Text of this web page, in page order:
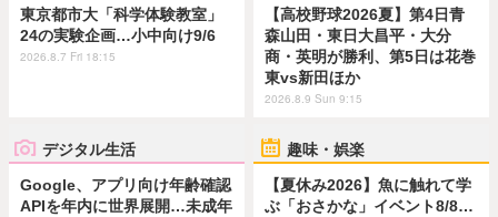
東京都市大「科学体験教室」
24の実験企画…小中向け9/6
2026.8.7 Fri 18:15
【高校野球2026夏】第4日青
森山田・東日大昌平・大分
商・英明が勝利、第5日は花巻
東vs新田ほか
2026.8.9 Sun 9:15
デジタル生活
Google、アプリ向け年齢確認
APIを年内に世界展開…未成年
趣味・娯楽
【夏休み2026】魚に触れて学
ぶ「おさかな」イベント8/8…